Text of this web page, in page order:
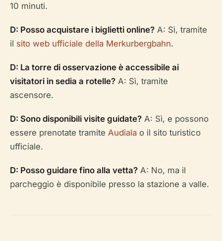
10 minuti.
D: Posso acquistare i biglietti online? A: Sì, tramite
il sito web ufficiale della Merkurbergbahn.
D: La torre di osservazione è accessibile ai
visitatori in sedia a rotelle? A: Sì, tramite
ascensore.
D: Sono disponibili visite guidate? A: Sì, e possono
essere prenotate tramite Audiala o il sito turistico
ufficiale.
D: Posso guidare fino alla vetta? A: No, ma il
parcheggio è disponibile presso la stazione a valle.